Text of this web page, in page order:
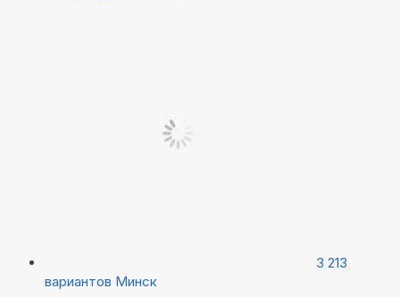
3 213
вариантов Минск